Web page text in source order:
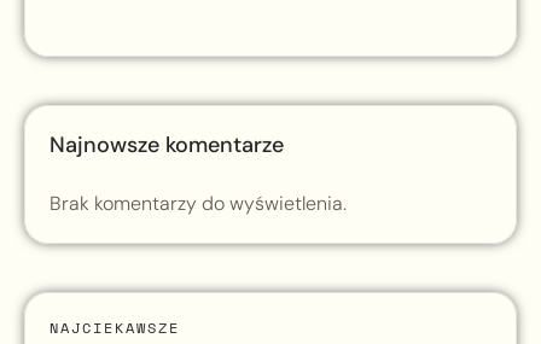
Najnowsze komentarze
Brak komentarzy do wyświetlenia.
NAJCIEKAWSZE